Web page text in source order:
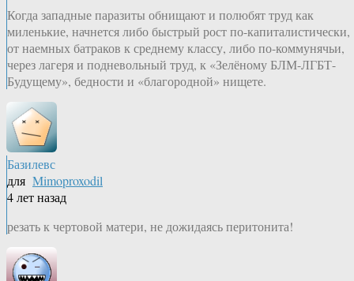
Когда западные паразиты обнищают и полюбят труд как
миленькие, начнется либо быстрый рост по-капиталистически,
от наемных батраков к среднему классу, либо по-коммунячьи,
через лагеря и подневольный труд, к «Зелёному БЛМ-ЛГБТ-
Будущему», бедности и «благородной» нищете.
Базилевс
для Mimoproxodil
4 лет назад
резать к чертовой матери, не дожидаясь перитонита!